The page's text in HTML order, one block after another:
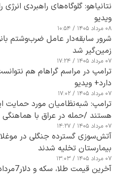
نتانیاهو: گلوگاه‌های راهبردی
ویدیو
۰۸ مرداد ۱۴۰۵ / ۱۰:۵۴
شرور سابقه‌دار عامل ضرب‌وشتم
زمین‌گیر شد
۰۷ مرداد ۱۴۰۵ / ۱۷:۲۴
ترامپ در مراسم گراهام هم
دارد+ ویدیو
۰۷ مرداد ۱۴۰۵ / ۱۷:۰۲
ترامپ: شبه‌نظامیان مورد حمایت
هستند /حمله در عراق با هماهنگی
۰۷ مرداد ۱۴۰۵ / ۱۴:۲۷
آتش‌سوزی گسترده جنگلی در
بیمارستان تخلیه شدند
۰۷ مرداد ۱۴۰۵ / ۱۳:۰۳
آخرین قیمت طلا، سکه و دلار7مرداد1405